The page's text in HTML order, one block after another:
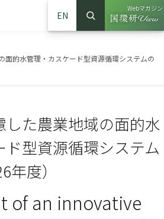
EN
サイト内検索
検索
Webマガジン
（別ウイ
面的水管理・カスケード型資源循環システムの
した農業地域の面的水
型資源循環システム
度）
of an innovative